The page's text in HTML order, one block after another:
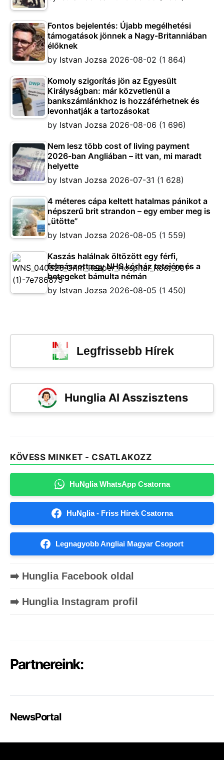
Fontos bejelentés: Újabb megélhetési
támogatások jönnek a Nagy-Britanniában
élőknek
by Istvan Jozsa 2026-08-02 (1 864)
Komoly szigorítás jön az Egyesült
Királyságban: már közvetlenül a
bankszámlánkhoz is hozzáférhetnek és
levonhatják a tartozásokat
by Istvan Jozsa 2026-08-06 (1 696)
Nem lesz több cost of living payment
2026-ban Angliában – itt van, mi maradt
helyette
by Istvan Jozsa 2026-07-31 (1 628)
4 méteres cápa keltett hatalmas pánikot a
népszerű brit strandon – egy ember meg is
„ütötte”
by Istvan Jozsa 2026-08-05 (1 559)
Kaszás halálnak öltözött egy férfi,
felmászott egy NHS kórház tetejére és a
betegeket bámulta némán
by Istvan Jozsa 2026-08-05 (1 450)
Legfrissebb Hírek
Hunglia AI Asszisztens
KÖVESS MINKET - CSATLAKOZZ
HuNglia WhatsApp Csatorna
HuNglia - Friss Hírek Csatorna
Legnagyobb Angliai Magyar Csoport
➡️ Hunglia Facebook oldal
➡️ Hunglia Instagram profil
Partnereink:
NewsPortal